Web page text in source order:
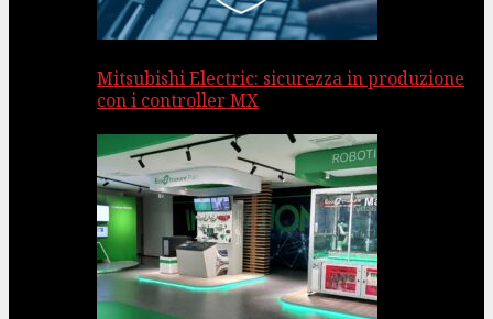
Mitsubishi Electric: sicurezza in produzione
con i controller MX